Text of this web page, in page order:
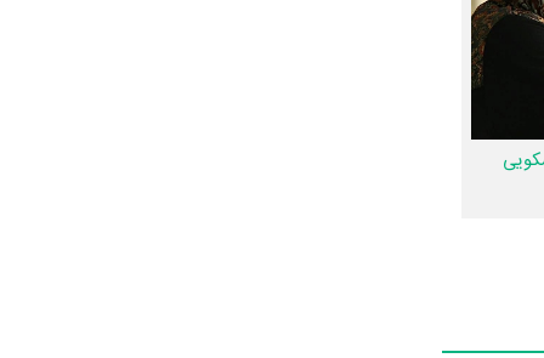
انجام داده
است و
پیشونی نقش
دیو و ماه